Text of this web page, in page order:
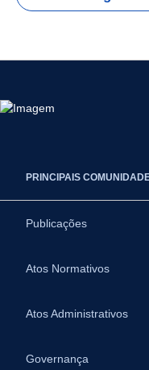
PRINCIPAIS
Publicações
Atos Normativos
Atos Administrativos
Governança